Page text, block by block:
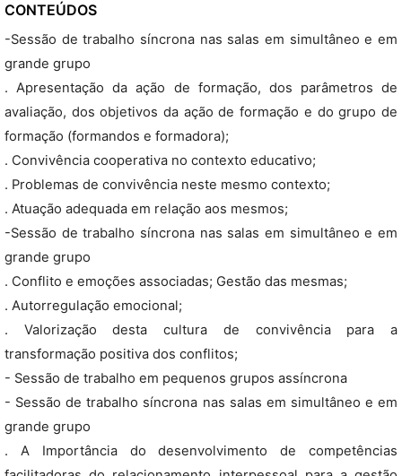
CONTEÚDOS
-Sessão de trabalho síncrona nas salas em simultâneo e em
grande grupo
. Apresentação da ação de formação, dos parâmetros de
avaliação, dos objetivos da ação de formação e do grupo de
formação (formandos e formadora);
. Convivência cooperativa no contexto educativo;
. Problemas de convivência neste mesmo contexto;
. Atuação adequada em relação aos mesmos;
-Sessão de trabalho síncrona nas salas em simultâneo e em
grande grupo
. Conflito e emoções associadas; Gestão das mesmas;
. Autorregulação emocional;
. Valorização desta cultura de convivência para a
transformação positiva dos conflitos;
- Sessão de trabalho em pequenos grupos assíncrona
- Sessão de trabalho síncrona nas salas em simultâneo e em
grande grupo
. A Importância do desenvolvimento de competências